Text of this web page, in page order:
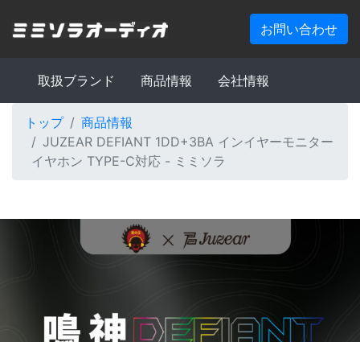
お問い合わせ
取扱ブランド 商品情報 会社情報
トップ
商品情報
JUZEAR DEFIANT 1DD+3BA インイヤーモニター
イヤホン TYPE-C対応 - ミミソラ